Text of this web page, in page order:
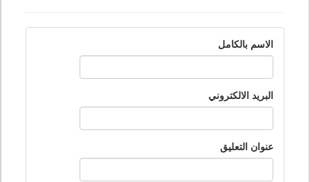
الاسم بالكامل
البريد الالكتروني
عنوان التعليق